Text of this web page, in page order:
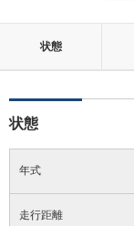
状態
状態
年式
走行距離